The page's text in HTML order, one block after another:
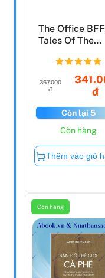
The Office
Tales Of The
Best...
367.000
đ
đ
Còn lại 5
Còn hàng
Thêm vào giỏ
Còn hàng